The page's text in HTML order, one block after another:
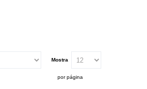
Mostra
por página